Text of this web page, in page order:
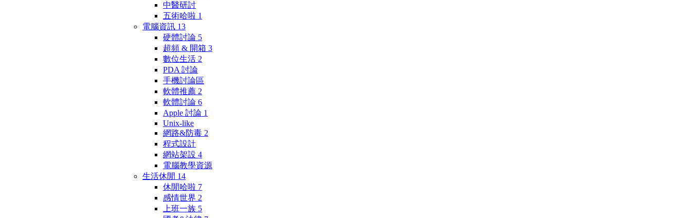
中醫研討
五術哈啦 1
電腦資訊 13
硬體討論 5
超頻 & 開箱 3
數位生活 2
PDA 討論
手機討論區
軟體推薦 2
軟體討論 6
Apple 討論 1
Unix-like
網路&防毒 2
程式設計
網站架設 4
電腦教學資源
生活休閒 14
休閒哈啦 7
感情世界 2
上班一族 5